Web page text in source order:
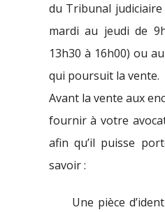
du Tribunal
mardi au jeudi de
13h30 à 16h00) ou
qui poursuit la vente.
Avant la vente aux
fournir à votre
afin qu’il puisse
savoir :
Une pièce